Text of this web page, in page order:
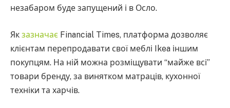
незабаром буде запущений і в Осло.
Як зазначає Financial Times, платформа дозволяє
клієнтам перепродавати свої меблі Ikea іншим
покупцям. На ній можна розміщувати “майже всі”
товари бренду, за винятком матраців, кухонної
техніки та харчів.